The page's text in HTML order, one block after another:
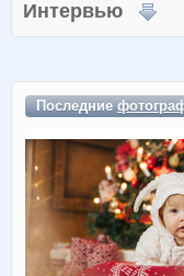
Интервью
Последние